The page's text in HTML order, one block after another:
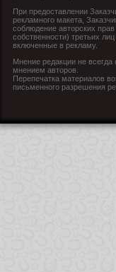
При предоставлении
рекламного макета,
соблюдение авторских
собственности) третьих лиц
включенные в рекламу.
Мнение редакции не всегда
мнением авторов.
Перепечатка материалов
письменного разрешения